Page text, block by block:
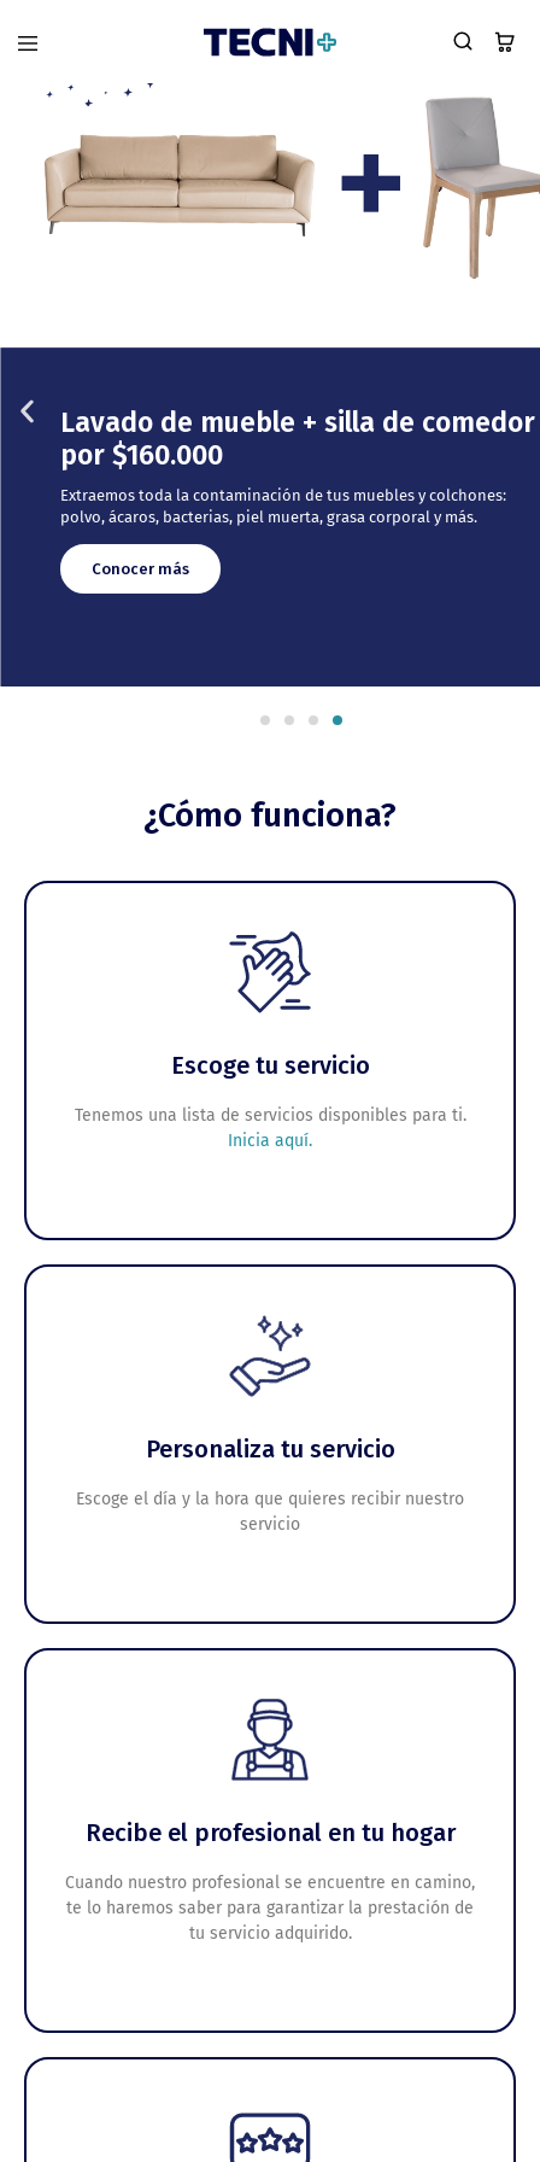
Lavado de mueble + silla de comedor
por $160.000
Extraemos toda la contaminación de tus muebles y colchones:
polvo, ácaros, bacterias, piel muerta, grasa corporal y más.
Conocer más
¿Cómo funciona?
Escoge tu servicio
Tenemos una lista de servicios disponibles para ti.
Inicia aquí.
Personaliza tu servicio
Escoge el día y la hora que quieres recibir nuestro
servicio
Recibe el profesional en tu hogar
Cuando nuestro profesional se encuentre en camino,
te lo haremos saber para garantizar la prestación de
tu servicio adquirido.